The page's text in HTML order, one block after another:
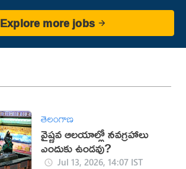
Explore more jobs
తెలంగాణ
వైష్ణవ ఆలయాల్లో నవగ్రహాలు
ఎందుకు ఉండవు?
Jul 13, 2026, 14:07 IST